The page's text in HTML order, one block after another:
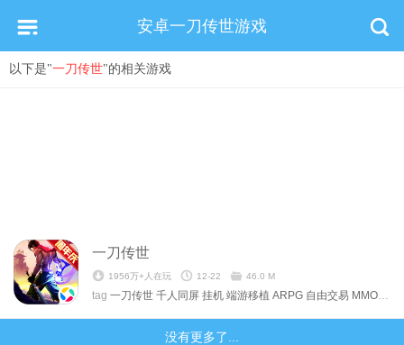
安卓一刀传世游戏
以下是"一刀传世"的相关游戏
一刀传世
1956万+人在玩 12-22 46.0 M
tag 一刀传世 千人同屏 挂机 端游移植 ARPG 自由交易 MMORPG
没有更多了...